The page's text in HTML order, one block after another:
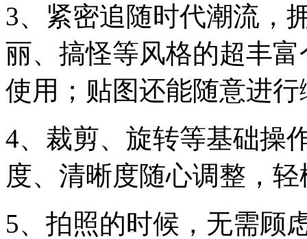
3、紧密追随时代潮流，
丽、搞怪等风格的超丰
使用；贴图还能随意进
4、裁剪、旋转等基础操
度、清晰度随心调整，
5、拍照的时候，无需顾